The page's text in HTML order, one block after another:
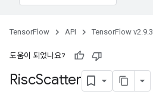
TensorFlow API TensorFlow v2.9.3
도움이 되었나요?
RiscScatter